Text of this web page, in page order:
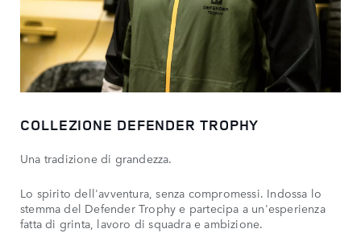
COLLEZIONE DEFENDER TROPHY
Una tradizione di grandezza.
Lo spirito dell'avventura, senza compromessi. Indossa lo
stemma del Defender Trophy e partecipa a un'esperienza
fatta di grinta, lavoro di squadra e ambizione.